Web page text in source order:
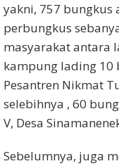
yakni, 757 bungkus
perbungkus
masyarakat antara
kampung lading 10
Pesantren Nikmat
selebihnya , 60
V, Desa
Sebelumnya, juga